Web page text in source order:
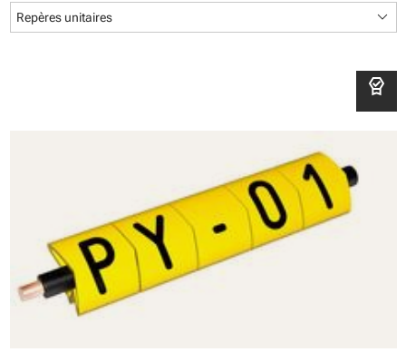
Repères unitaires keyboard_arrow_down
editor_choice